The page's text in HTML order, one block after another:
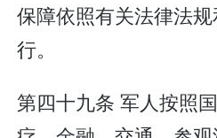
保障依照有关法律法
行。
第四十九条 军人按照